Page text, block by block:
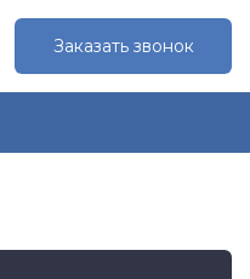
Заказать звонок